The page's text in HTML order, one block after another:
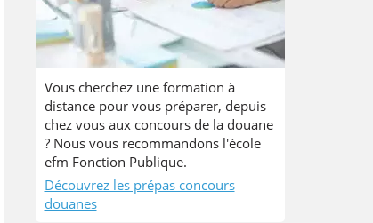
Vous cherchez une formation à
distance pour vous préparer, depuis
chez vous aux concours de la douane
? Nous vous recommandons l'école
efm Fonction Publique.
Découvrez les prépas concours
douanes